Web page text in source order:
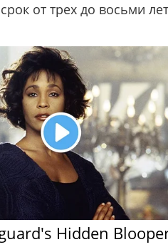
от трех до восьми
Hidden